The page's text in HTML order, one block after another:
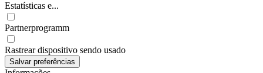
Estatísticas e...
Partnerprogramm
Rastrear dispositivo sendo usado